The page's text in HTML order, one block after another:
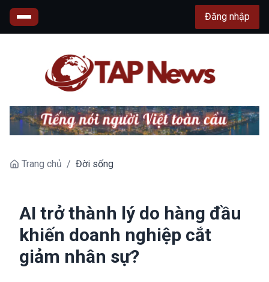
Đăng nhập
Trang chủ / Đời sống
AI trở thành lý do hàng đầu
khiến doanh nghiệp cắt
giảm nhân sự?